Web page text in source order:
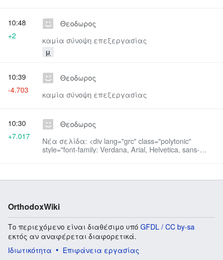
Θεοδωρος
καμία σύνοψη επεξεργασίας
μ
10:48
+2
Θεοδωρος
καμία σύνοψη επεξεργασίας
10:39
-4.703
Θεοδωρος
Νέα σελίδα: <div lang="grc" class="polytonic"
style="font-family: Verdana, Arial, Helvetica, sans-
10:30
+7.017
OrthodoxWiki
Το περιεχόμενο είναι διαθέσιμο υπό GFDL / CC by-sa
εκτός αν αναφέρεται διαφορετικά.
Ιδιωτικότητα
Επιφάνεια εργασίας